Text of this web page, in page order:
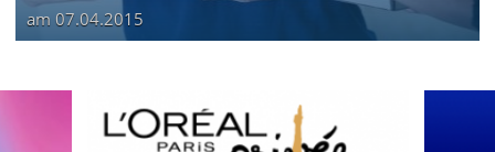
am 07.04.2015